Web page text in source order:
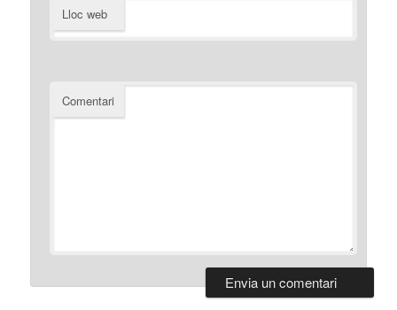
Lloc web
Comentari